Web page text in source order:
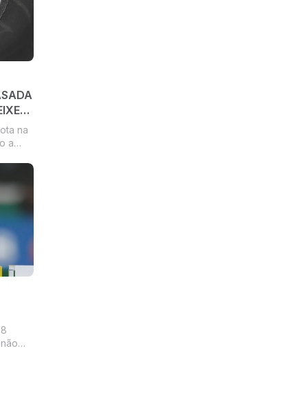
na
a